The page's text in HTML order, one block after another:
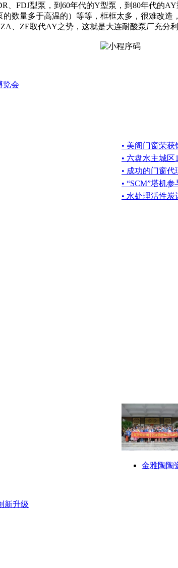
、FDJ型泵，到60年代的Y型泵，到80年代的
数量多于高温的）等等，框框太多，很难改
、ZE取代AY之势，这就是大连耐酸泵厂充分
览会
• 美阁门窗荣
• 六盘水主城
• 成功的门窗
• “SCM”塔机
• 水处理活性
金雅陶陶
新升级